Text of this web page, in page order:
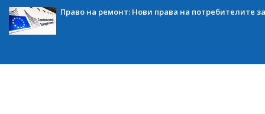
Право на ремонт: Нови права на потребителите